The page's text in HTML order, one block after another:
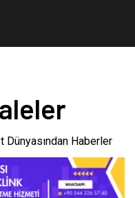
Dünyasından Haberler